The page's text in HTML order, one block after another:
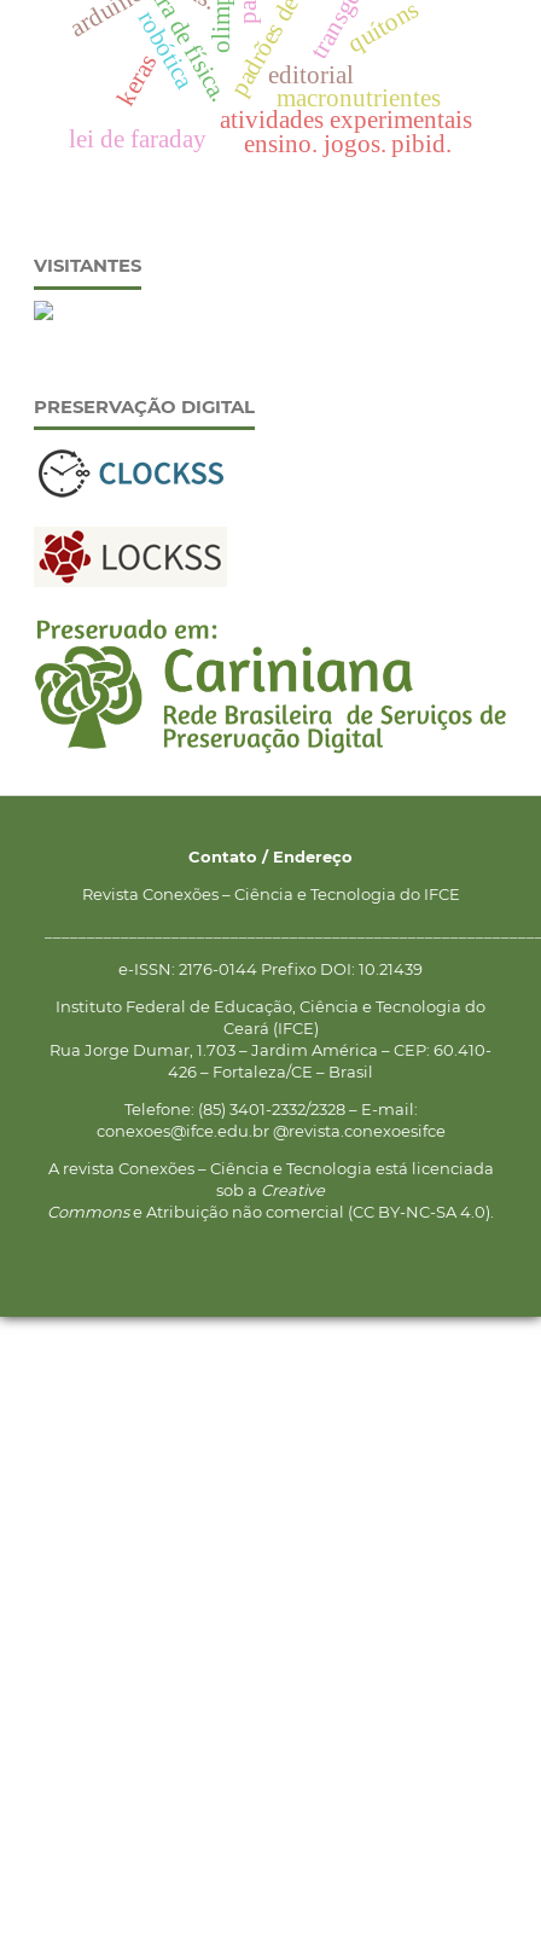
editorial
padrões de cor
atividades experimentais
quítons
robótica
keras
ensino. jogos. pibid.
lei de faraday
macronutrientes
VISITANTES
PRESERVAÇÃO DIGITAL
Contato / Endereço
Revista Conexões – Ciência e Tecnologia do IFCE
e-ISSN: 2176-0144 Prefixo DOI: 10.21439
Instituto Federal de Educação, Ciência e Tecnologia do
Ceará (IFCE)
Rua Jorge Dumar, 1.703 – Jardim América – CEP: 60.410-
426 – Fortaleza/CE – Brasil
Telefone: (85) 3401-2332/2328 – E-mail:
conexoes@ifce.edu.br @revista.conexoesifce
A revista Conexões – Ciência e Tecnologia está licenciada
sob a Creative
Commonse Atribuição não comercial (CC BY-NC-SA 4.0).